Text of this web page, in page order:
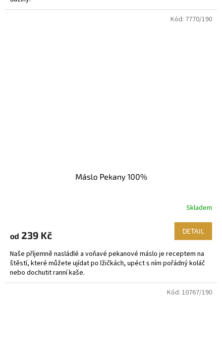
Máslo Pekany 100%
Skladem
od 239 Kč DETAIL
Naše příjemně nasládlé a voňavé pekanové máslo je receptem na
štěstí, které můžete ujídat po lžičkách, upéct s ním pořádný koláč
nebo dochutit ranní kaše.
Kód: 7770/190
Kód: 10767/190